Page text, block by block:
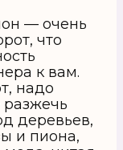
— очень
что
к вам.
надо
разжечь
деревьев,
и пиона,